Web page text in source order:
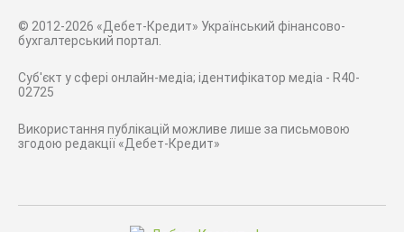
© 2012-2026 «Дебет-Кредит» Український фінансово-
бухгалтерський портал.
Суб'єкт у сфері онлайн-медіа; ідентифікатор медіа - R40-
02725
Використання публікацій можливе лише за письмовою
згодою редакції «Дебет-Кредит»